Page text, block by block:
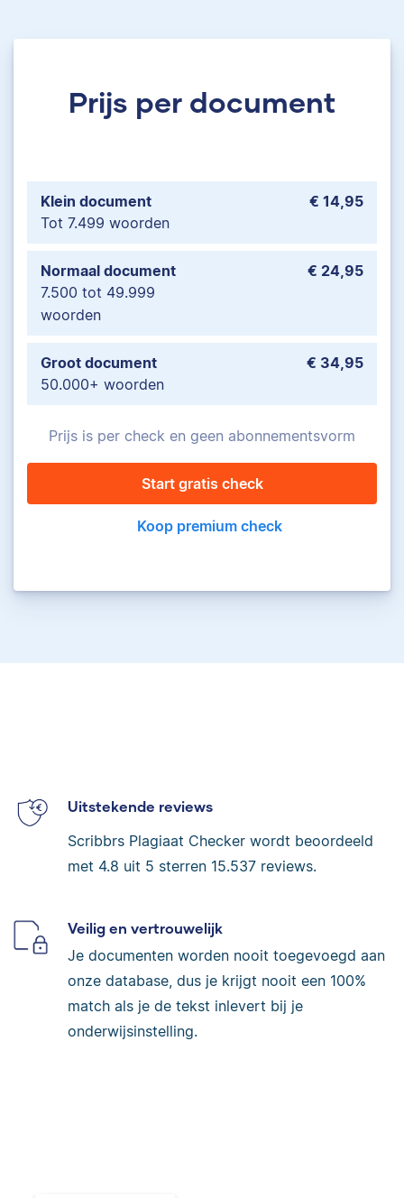
Prijs per document
Klein document
Tot 7.499 woorden
€ 14,95
Normaal document
7.500 tot 49.999
woorden
€ 24,95
Groot document
50.000+ woorden
€ 34,95
Prijs is per check en geen abonnementsvorm
Start gratis check
Koop premium check
Uitstekende reviews
Scribbrs Plagiaat Checker wordt beoordeeld
met 4.8 uit 5 sterren 15.537 reviews.
Veilig en vertrouwelijk
Je documenten worden nooit toegevoegd aan
onze database, dus je krijgt nooit een 100%
match als je de tekst inlevert bij je
onderwijsinstelling.